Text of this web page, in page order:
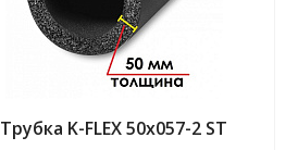
Трубка K-FLEX 50x057-2 ST